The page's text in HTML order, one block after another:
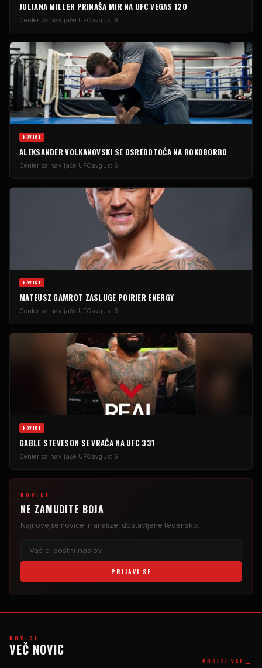
JULIANA MILLER PRINAŠA MIR NA UFC VEGAS 120
Center za navijače UFCavgust 6
NOVICE
ALEKSANDER VOLKANOVSKI SE OSREDOTOČA NA ROKOBORBO
Center za navijače UFCavgust 6
NOVICE
MATEUSZ GAMROT ZASLUGE POIRIER ENERGY
Center za navijače UFCavgust 6
NOVICE
GABLE STEVESON SE VRAČA NA UFC 331
Center za navijače UFCavgust 6
NOVICE
NE ZAMUDITE BOJA
Najnovejše novice in analize, dostavljene tedensko.
PRIJAVI SE
NOVICE
VEČ NOVIC
POGLEJ VSE →